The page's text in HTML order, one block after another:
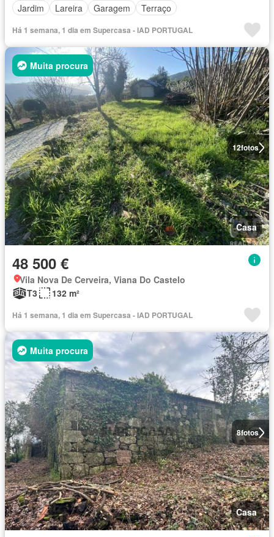
Jardim
Lareira Garagem Terraço
Há 1 semana, 1 dia em Supercasa - IAD PORTUGAL
12fotos
Muita procura
Casa
48 500 €
Vila Nova De Cerveira, Viana Do Castelo
T3
132 m²
Há 1 semana, 1 dia em Supercasa - IAD PORTUGAL
8fotos
Muita procura
Casa